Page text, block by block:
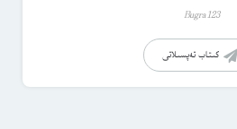
Bugra123
كىتاب تەپسىلاتى